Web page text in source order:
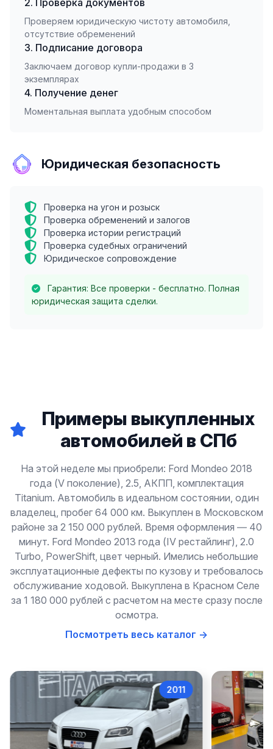
2. Проверка документов
Проверяем юридическую чистоту автомобиля,
отсутствие обременений
3. Подписание договора
Заключаем договор купли-продажи в 3
экземплярах
4. Получение денег
Моментальная выплата удобным способом
Юридическая безопасность
Проверка на угон и розыск
Проверка обременений и залогов
Проверка истории регистраций
Проверка судебных ограничений
Юридическое сопровождение
Гарантия: Все проверки - бесплатно. Полная
юридическая защита сделки.
Примеры выкупленных
автомобилей в СПб
На этой неделе мы приобрели: Ford Mondeo 2018
года (V поколение), 2.5, АКПП, комплектация
Titanium. Автомобиль в идеальном состоянии, один
владелец, пробег 64 000 км. Выкуплен в Московском
районе за 2 150 000 рублей. Время оформления — 40
минут. Ford Mondeo 2013 года (IV рестайлинг), 2.0
Turbo, PowerShift, цвет черный. Имелись небольшие
эксплуатационные дефекты по кузову и требовалось
обслуживание ходовой. Выкуплена в Красном Селе
за 1 180 000 рублей с расчетом на месте сразу после
осмотра.
Посмотреть весь каталог →
Audi A6
2022